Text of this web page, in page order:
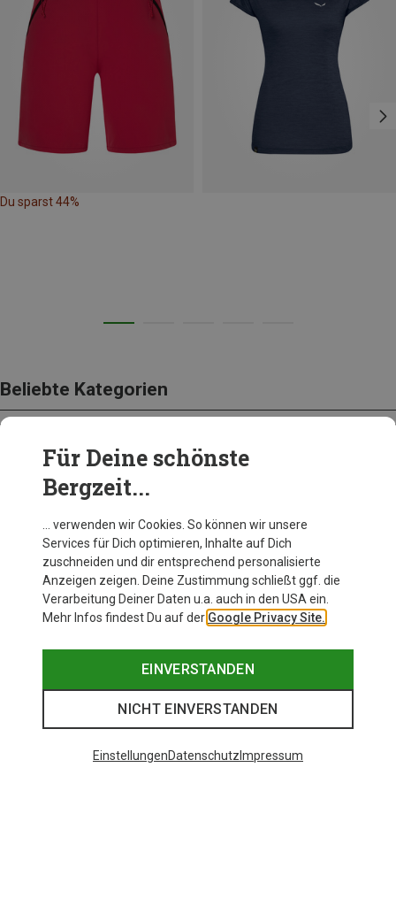
Du sparst 44%
Beliebte Kategorien
BEKLEIDUNG
Für Deine schönste
Bergzeit...
… verwenden wir Cookies. So können wir unsere
Services für Dich optimieren, Inhalte auf Dich
zuschneiden und dir entsprechend personalisierte
Anzeigen zeigen. Deine Zustimmung schließt ggf. die
Verarbeitung Deiner Daten u.a. auch in den USA ein.
Mehr Infos findest Du auf der Google Privacy Site.
EINVERSTANDEN
NICHT EINVERSTANDEN
EinstellungenDatenschutz Impressum